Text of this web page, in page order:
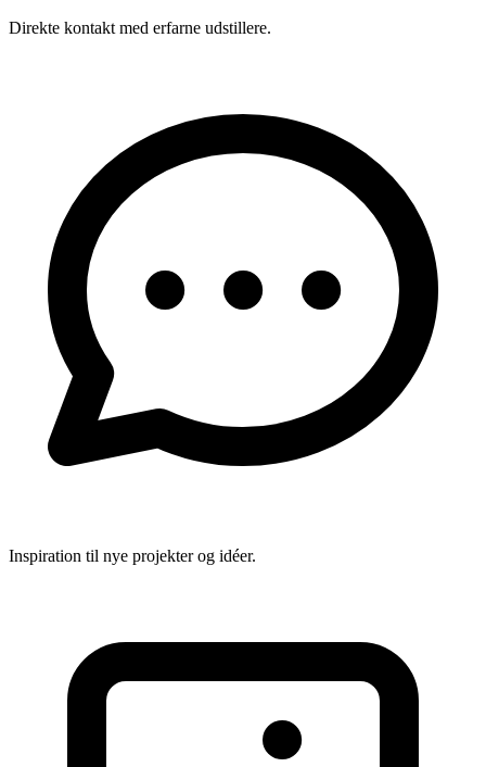
Direkte kontakt med erfarne udstillere.
Inspiration til nye projekter og idéer.